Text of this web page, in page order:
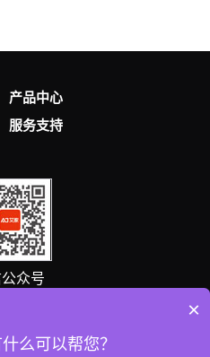
产品中心
服务支持
众号
(8:00-18:00 )
×
么可以帮您？